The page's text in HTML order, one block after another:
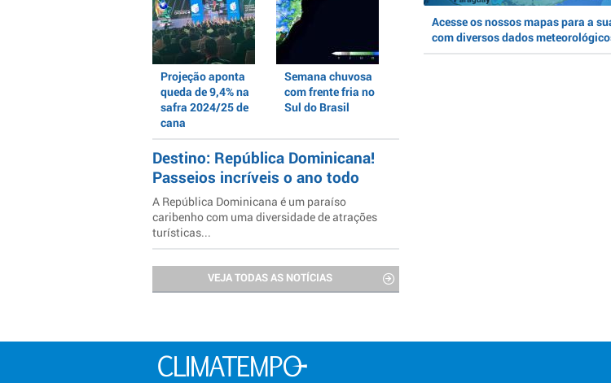
Projeção aponta
queda de 9,4% na
safra 2024/25 de
cana
Semana chuvosa
com frente fria no
Sul do Brasil
Destino: República Dominicana!
Passeios incríveis o ano todo
A República Dominicana é um paraíso
caribenho com uma diversidade de atrações
turísticas...
VEJA TODAS AS NOTÍCIAS
Acesse os nossos mapas para a
com diversos dados